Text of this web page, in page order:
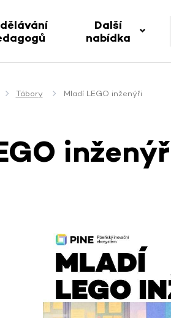
Další
nabídka
Tábory Mladí LEGO inženýři